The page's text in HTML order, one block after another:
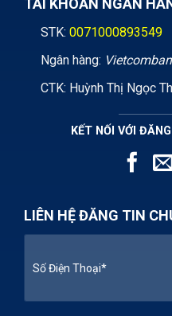
TÀI KHOẢN NGÂN
STK: 0071000893549
Ngân hàng:
CTK: Huỳnh Thị Ngọc
KẾT NỐI VỚI
LIÊN HỆ ĐĂNG TIN